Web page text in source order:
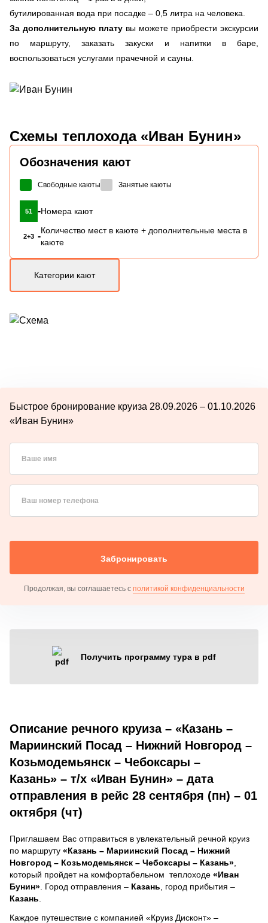
бутилированная вода при посадке – 0,5 литра на человека.
За дополнительную платувы можете приобрести экскурсии
по маршруту, заказать закуски и напитки в баре,
воспользоваться услугами прачечной и сауны.
Схемы теплохода «Иван Бунин»
Обозначения кают
Свободные каюты Занятые каюты
51 -Номера кают
2+3 -
Количество мест в каюте + дополнительные места в
каюте
Категории кают
Быстрое бронирование круиза 28.09.2026 – 01.10.2026
«Иван Бунин»
Ваше имя
Ваш номер телефона
Забронировать
Продолжая, вы соглашаетесь с политикой конфиденциальности
Получить программу тура в pdf
Описание речного круиза – «Казань –
Мариинский Посад – Нижний Новгород –
Козьмодемьянск – Чебоксары –
Казань» – т/х «Иван Бунин» – дата
отправления в рейс 28 сентября (пн) – 01
октября (чт)
Приглашаем Вас отправиться в увлекательный речной круиз
по маршруту «Казань – Мариинский Посад – Нижний
Новгород – Козьмодемьянск – Чебоксары – Казань»
который пройдет на комфортабельном теплоходе «Иван
Бунин» . Город отправления – Казань , город прибытия –
Казань
Каждое путешествие с компанией «Круиз Дисконт» –